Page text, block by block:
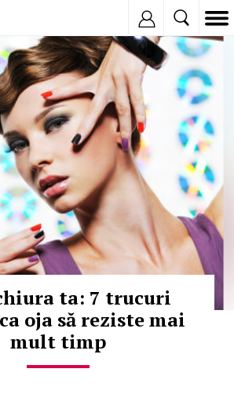
ta: 7 trucuri
oja să reziste mai
mult timp